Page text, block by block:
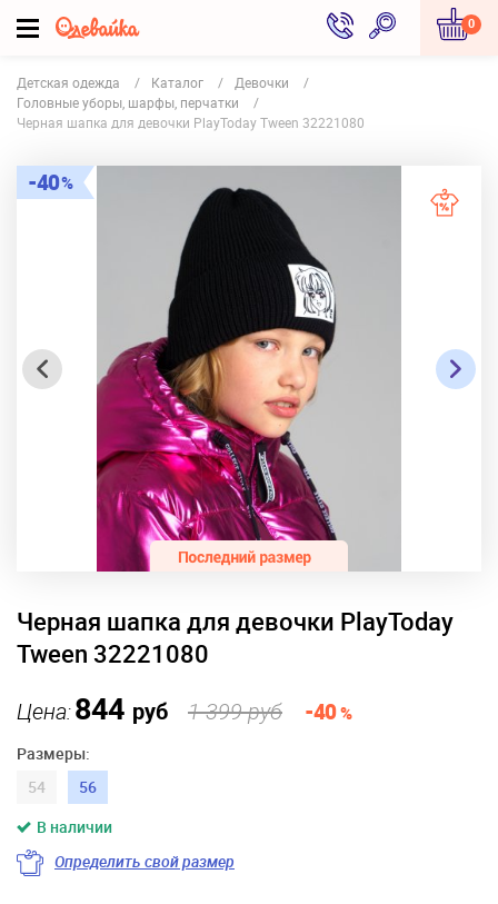
0
Детская одежда Каталог
Девочки
Головные уборы, шарфы, перчатки
Черная шапка для девочки PlayToday Tween 32221080
40
Черная шапка для девочки PlayToday
Tween 32221080
Цена:844 руб 1 399 руб -40%
Размеры:
54
56
В наличии
Определить свой размер